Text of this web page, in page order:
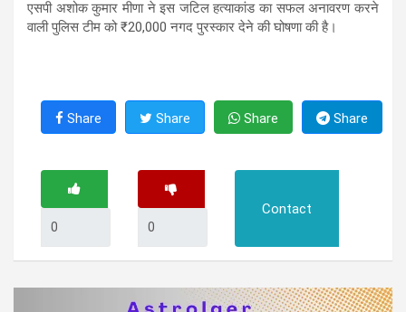
एसपी अशोक कुमार मीणा ने इस जटिल हत्याकांड का सफल अनावरण करने
वाली पुलिस टीम को ₹20,000 नगद पुरस्कार देने की घोषणा की है।
Share Share Share Share
Contact